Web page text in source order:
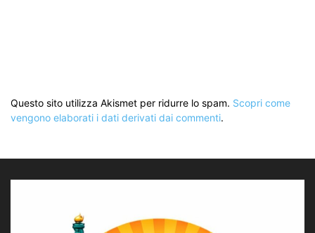
Questo sito utilizza Akismet per ridurre lo spam. Scopri come
vengono elaborati i dati derivati dai commenti.